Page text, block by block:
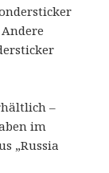
–
im
„Russia